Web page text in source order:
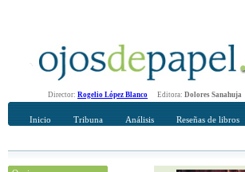
Director: Rogelio López Blanco Editora: Dolores Sanahuja
Inicio Tribuna Análisis Reseñas de libros